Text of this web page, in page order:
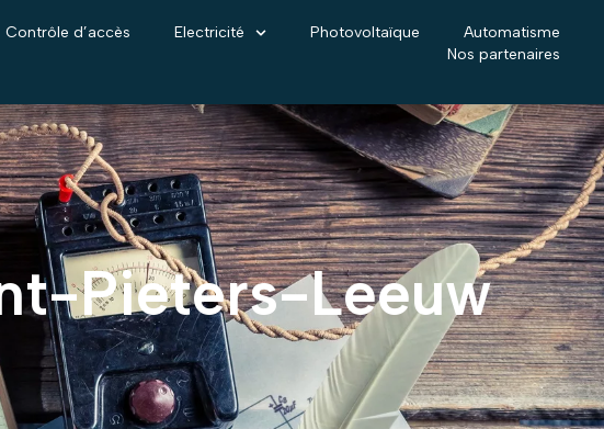
Contrôle d’accès Electricité Photovoltaïque
Automatisme
Nos partenaires
Pieters-Leeuw